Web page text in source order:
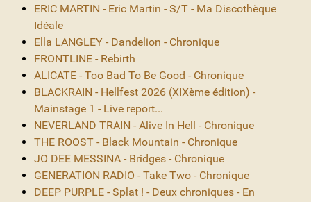
ERIC MARTIN - Eric Martin - S/T - Ma Discothèque
Idéale
Ella LANGLEY - Dandelion - Chronique
FRONTLINE - Rebirth
ALICATE - Too Bad To Be Good - Chronique
BLACKRAIN - Hellfest 2026 (XIXème édition) -
Mainstage 1 - Live report...
NEVERLAND TRAIN - Alive In Hell - Chronique
THE ROOST - Black Mountain - Chronique
JO DEE MESSINA - Bridges - Chronique
GENERATION RADIO - Take Two - Chronique
DEEP PURPLE - Splat ! - Deux chroniques - En